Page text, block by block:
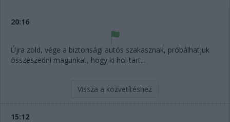
FORMULA
RETRO
EGYÉB
PODCAST
SHOP
20:16
Újra zöld, vége a biztonsági autós szakasznak, próbálhatjuk
összeszedni magunkat, hogy ki hol tart...
Vissza a közvetítéshez
15:12